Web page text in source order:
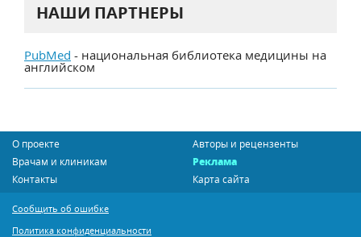
НАШИ ПАРТНЕРЫ
PubMed - национальная библиотека медицины на
английском
О проекте
Авторы и рецензенты
Врачам и клиникам
Реклама
Контакты
Карта сайта
Сообщить об ошибке
Политика конфиденциальности